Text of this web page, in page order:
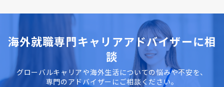
海外就職専門キャリアアドバイザーに相
談
グローバルキャリアや海外生活についての悩みや不安を、
専門のアドバイザーにご相談ください。